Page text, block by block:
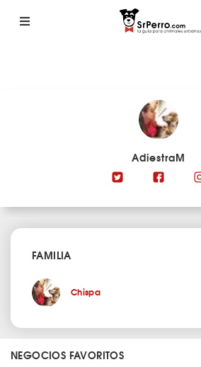
AdiestraM
FAMILIA
Chispa
NEGOCIOS FAVORITOS